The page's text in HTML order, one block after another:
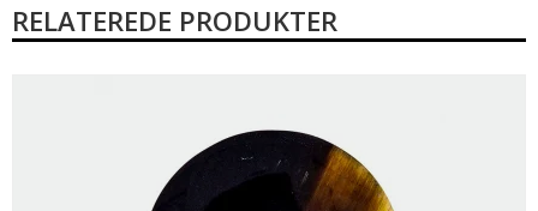
RELATEREDE PRODUKTER